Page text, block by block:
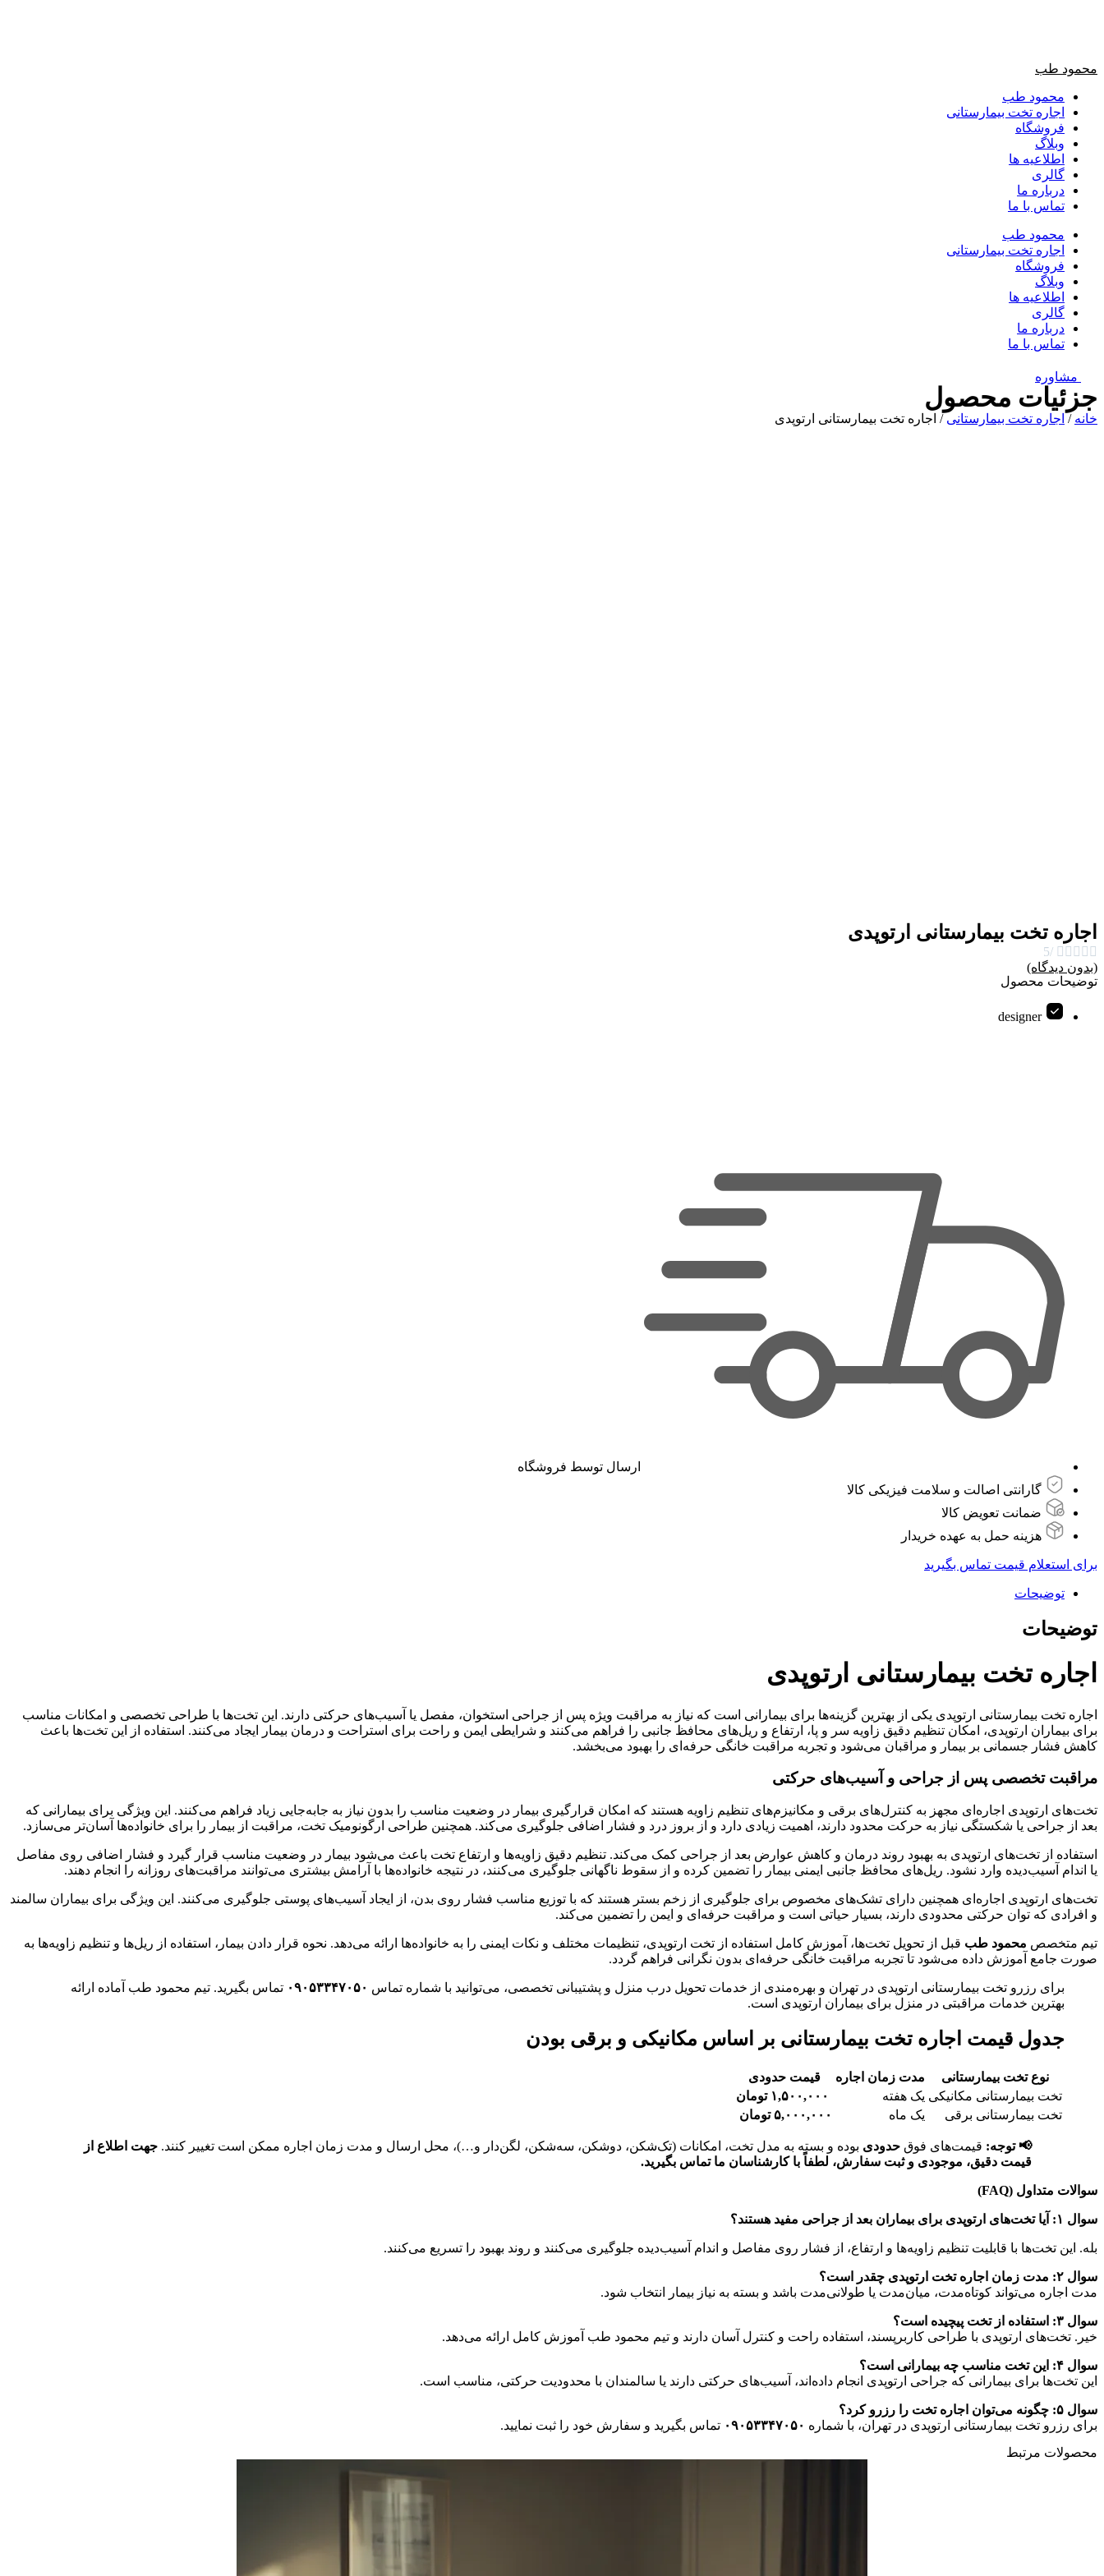
محمود طب
محمود طب
اجاره تخت بیمارستانی
فروشگاه
وبلاگ
اطلاعیه ها
گالری
درباره ما
تماس با ما
محمود طب
اجاره تخت بیمارستانی
فروشگاه
وبلاگ
اطلاعیه ها
گالری
درباره ما
تماس با ما
مشاوره
جزئیات محصول
خانه / اجاره تخت بیمارستانی / اجاره تخت بیمارستانی ارتوپدی
اجاره تخت بیمارستانی ارتوپدی





/5
(بدون دیدگاه)
توضیحات محصول
designer
ارسال توسط فروشگاه
گارانتی اصالت و سلامت فیزیکی کالا
ضمانت تعویض کالا
هزینه حمل به عهده خریدار
برای استعلام قیمت تماس بگیرید
توضیحات
توضیحات
اجاره تخت بیمارستانی ارتوپدی
اجاره تخت بیمارستانی ارتوپدی یکی از بهترین گزینه‌ها برای بیمارانی است که نیاز به مراقبت ویژه پس از جراحی استخوان، مفصل یا آسیب‌های حرکتی دارند. این تخت‌ها با طراحی تخصصی و امکانات مناسب
برای بیماران ارتوپدی، امکان تنظیم دقیق زاویه سر و پا، ارتفاع و ریل‌های محافظ جانبی را فراهم می‌کنند و شرایطی ایمن و راحت برای استراحت و درمان بیمار ایجاد می‌کنند. استفاده از این تخت‌ها باعث
کاهش فشار جسمانی بر بیمار و مراقبان می‌شود و تجربه مراقبت خانگی حرفه‌ای را بهبود می‌بخشد.
مراقبت تخصصی پس از جراحی و آسیب‌های حرکتی
تخت‌های ارتوپدی اجاره‌ای مجهز به کنترل‌های برقی و مکانیزم‌های تنظیم زاویه هستند که امکان قرارگیری بیمار در وضعیت مناسب را بدون نیاز به جابه‌جایی زیاد فراهم می‌کنند. این ویژگی برای بیمارانی که
بعد از جراحی یا شکستگی نیاز به حرکت محدود دارند، اهمیت زیادی دارد و از بروز درد و فشار اضافی جلوگیری می‌کند. همچنین طراحی ارگونومیک تخت، مراقبت از بیمار را برای خانواده‌ها آسان‌تر می‌سازد.
استفاده از تخت‌های ارتوپدی به بهبود روند درمان و کاهش عوارض بعد از جراحی کمک می‌کند. تنظیم دقیق زاویه‌ها و ارتفاع تخت باعث می‌شود بیمار در وضعیت مناسب قرار گیرد و فشار اضافی روی مفاصل
یا اندام آسیب‌دیده وارد نشود. ریل‌های محافظ جانبی ایمنی بیمار را تضمین کرده و از سقوط ناگهانی جلوگیری می‌کنند، در نتیجه خانواده‌ها با آرامش بیشتری می‌توانند مراقبت‌های روزانه را انجام دهند.
تخت‌های ارتوپدی اجاره‌ای همچنین دارای تشک‌های مخصوص برای جلوگیری از زخم بستر هستند که با توزیع مناسب فشار روی بدن، از ایجاد آسیب‌های پوستی جلوگیری می‌کنند. این ویژگی برای بیماران سالمند
و افرادی که توان حرکتی محدودی دارند، بسیار حیاتی است و مراقبت حرفه‌ای و ایمن را تضمین می‌کند.
تیم متخصص محمود طب قبل از تحویل تخت‌ها، آموزش کامل استفاده از تخت ارتوپدی، تنظیمات مختلف و نکات ایمنی را به خانواده‌ها ارائه می‌دهد. نحوه قرار دادن بیمار، استفاده از ریل‌ها و تنظیم زاویه‌ها به
صورت جامع آموزش داده می‌شود تا تجربه مراقبت خانگی حرفه‌ای بدون نگرانی فراهم گردد.
برای رزرو تخت بیمارستانی ارتوپدی در تهران و بهره‌مندی از خدمات تحویل درب منزل و پشتیبانی تخصصی، می‌توانید با شماره تماس ۰۹۰۵۳۳۴۷۰۵۰ تماس بگیرید. تیم محمود طب آماده ارائه
بهترین خدمات مراقبتی در منزل برای بیماران ارتوپدی است.
جدول قیمت اجاره تخت بیمارستانی بر اساس مکانیکی و برقی بودن
نوع تخت بیمارستانی مدت زمان اجاره
قیمت حدودی
تخت بیمارستانی مکانیکی یک هفته
تخت بیمارستانی برقی
یک ماه ۵,۰۰۰,۰۰۰ تومان
📢 توجه: قیمت‌های فوق حدودی بوده و بسته به مدل تخت، امکانات (تک‌شکن، دوشکن، سه‌شکن، لگن‌دار و…)، محل ارسال و مدت زمان اجاره ممکن است تغییر کنند. جهت اطلاع از
قیمت دقیق، موجودی و ثبت سفارش، لطفاً با کارشناسان ما تماس بگیرید.
سوالات متداول (FAQ)
سوال ۱: آیا تخت‌های ارتوپدی برای بیماران بعد از جراحی مفید هستند؟
بله. این تخت‌ها با قابلیت تنظیم زاویه‌ها و ارتفاع، از فشار روی مفاصل و اندام آسیب‌دیده جلوگیری می‌کنند و روند بهبود را تسریع می‌کنند.
سوال ۲: مدت زمان اجاره تخت ارتوپدی چقدر است؟
مدت اجاره می‌تواند کوتاه‌مدت، میان‌مدت یا طولانی‌مدت باشد و بسته به نیاز بیمار انتخاب شود.
سوال ۳: استفاده از تخت پیچیده است؟
خیر. تخت‌های ارتوپدی با طراحی کاربرپسند، استفاده راحت و کنترل آسان دارند و تیم محمود طب آموزش کامل ارائه می‌دهد.
سوال ۴: این تخت مناسب چه بیمارانی است؟
این تخت‌ها برای بیمارانی که جراحی ارتوپدی انجام داده‌اند، آسیب‌های حرکتی دارند یا سالمندان با محدودیت حرکتی، مناسب است.
سوال ۵: چگونه می‌توان اجاره تخت را رزرو کرد؟
برای رزرو تخت بیمارستانی ارتوپدی در تهران، با شماره ۰۹۰۵۳۳۴۷۰۵۰ تماس بگیرید و سفارش خود را ثبت نمایید.
محصولات مرتبط